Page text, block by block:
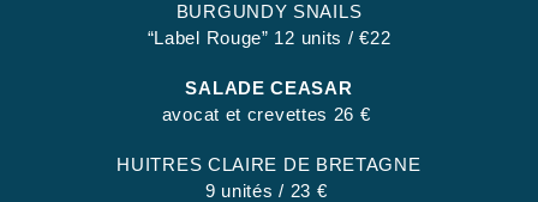
BURGUNDY SNAILS
“Label Rouge” 12 units / €22
SALADE CEASAR
avocat et crevettes 26 €
HUITRES CLAIRE DE BRETAGNE
9 unités / 23 €